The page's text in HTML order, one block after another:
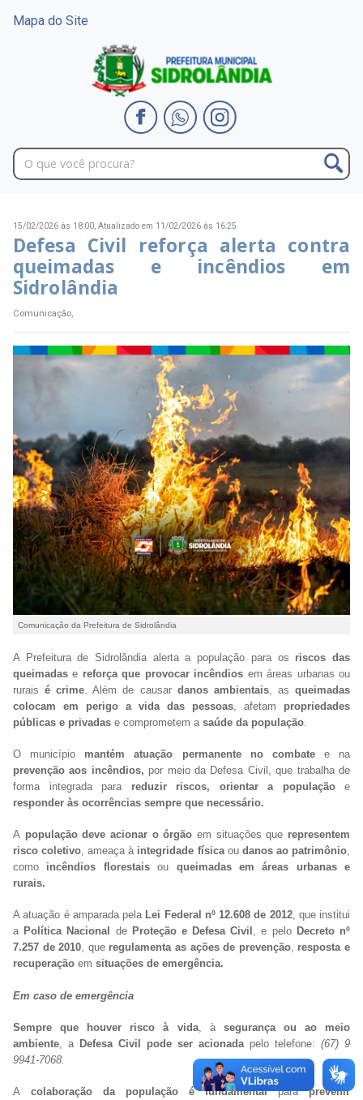
Mapa do Site
15/02/2026 às 18:00, Atualizado em 11/02/2026 às 16:25
Defesa Civil reforça alerta contra
queimadas e incêndios em
Sidrolândia
Comunicação,
Comunicação da Prefeitura de Sidrolândia
A Prefeitura de Sidrolândia alerta a população para os riscos das
queimadase reforça que provocar incêndios em áreas urbanas ou
rurais é crime . Além de causar danos ambientais, as queimadas
colocam em perigo a vida das pessoas , afetam propriedades
públicas e privadas e comprometem a saúde da população
O município mantém atuação permanente no combate e na
prevenção aos incêndios, por meio da Defesa Civil, que trabalha de
forma integrada para reduzir riscos, orientar a populaçãoe
responder às ocorrências sempre que necessário.
A população deve acionar o órgão em situações que representem
risco coletivo, ameaça à integridade físicaou danos ao patrimônio,
como incêndios florestaisou queimadas em áreas urbanas e
rurais.
A atuação é amparada pelaLei Federal nº 12.608 de 2012, que institui
aPolítica Nacional de Proteção e Defesa Civil , e pelo Decreto nº
7.257 de 2010, que regulamenta as ações de prevenção, resposta e
recuperação em situações de emergência.
Em caso de emergência
Sempre que houver risco à vida, à segurança ou ao meio
ambiente , a Defesa Civil pode ser acionada pelo telefone: (67) 9
9941-7068.
A colaboração da população é fundamentalparaprevenir